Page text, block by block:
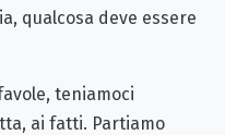
qualcosa deve essere
teniamoci
ai fatti. Partiamo